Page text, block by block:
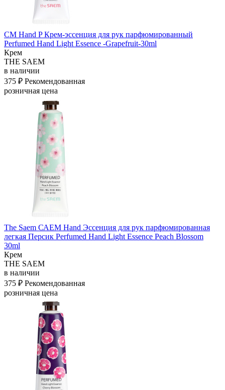
СМ Hand P Крем-эссенция для рук парфюмированный
Perfumed Hand Light Essence -Grapefruit-30ml
Крем
THE SAEM
в наличии
375 ₽ Рекомендованная
розничная цена
The Saem САЕМ Hand Эссенция для рук парфюмированная
легкая Персик Perfumed Hand Light Essence Peach Blossom
30ml
Крем
THE SAEM
в наличии
375 ₽ Рекомендованная
розничная цена